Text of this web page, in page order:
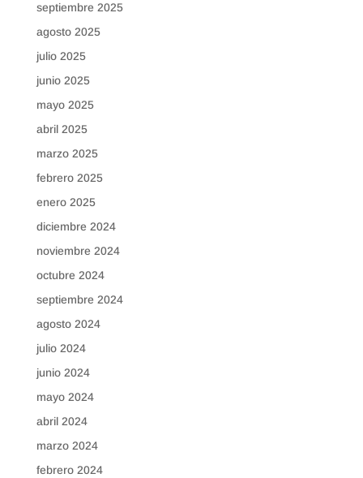
septiembre 2025
agosto 2025
julio 2025
junio 2025
mayo 2025
abril 2025
marzo 2025
febrero 2025
enero 2025
diciembre 2024
noviembre 2024
octubre 2024
septiembre 2024
agosto 2024
julio 2024
junio 2024
mayo 2024
abril 2024
marzo 2024
febrero 2024